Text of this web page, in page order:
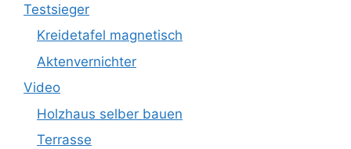
Testsieger
Kreidetafel magnetisch
Aktenvernichter
Video
Holzhaus selber bauen
Terrasse